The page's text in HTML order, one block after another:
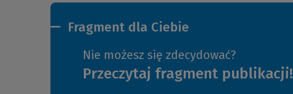
Fragment dla Ciebie
Nie możesz się zdecydować?
Przeczytaj fragment publikacji!